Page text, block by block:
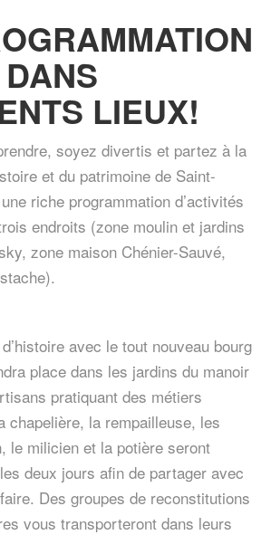
LIEUX!
soyez divertis et partez à la
et du patrimoine de Saint-
riche programmation d’activités
endroits (zone moulin et jardins
zone maison Chénier-Sauvé,
avec le tout nouveau bourg
place dans les jardins du manoir
pratiquant des métiers
chapelière, la rempailleuse, les
le milicien et la potière seront
deux jours afin de partager avec
Des groupes de reconstitutions
vous transporteront dans leurs